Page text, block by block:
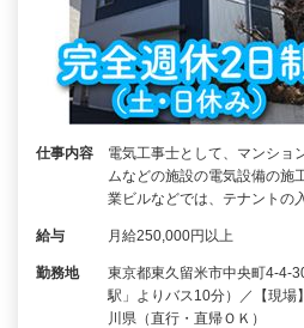
仕事内容
電気工事士として、マンショ
ムなどの施設の電気設備の施
業ビルなどでは、テナントの
給与 月給250,000円以上
勤務地
東京都東久留米市中央町4-4-
駅」よりバス10分）／【現場
川県（直行・直帰ＯＫ）